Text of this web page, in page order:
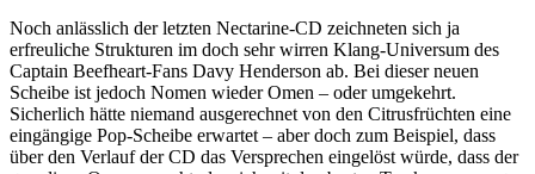
Facebook
to
clipboard
via
eMail
Noch anlässlich der letzten Nectarine-CD zeichneten sich ja
erfreuliche Strukturen im doch sehr wirren Klang-Universum des
Captain Beefheart-Fans Davy Henderson ab. Bei dieser neuen
Scheibe ist jedoch Nomen wieder Omen – oder umgekehrt.
Sicherlich hätte niemand ausgerechnet von den Citrusfrüchten eine
eingängige Pop-Scheibe erwartet – aber doch zum Beispiel, dass
über den Verlauf der CD das Versprechen eingelöst würde, dass der